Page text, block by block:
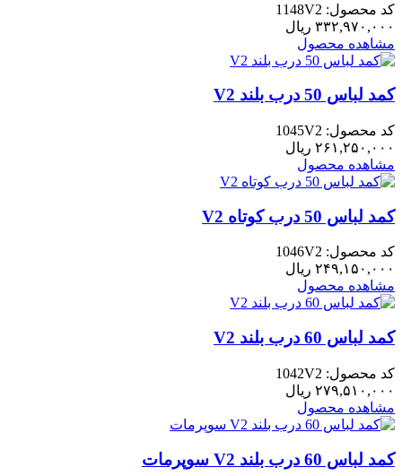
کد محصول: 1148V2
۳۳۲,۹۷۰,۰۰۰ ریال
مشاهده محصول
کمد لباس 50 درب بلند V2
کد محصول: 1045V2
۲۶۱,۲۵۰,۰۰۰ ریال
مشاهده محصول
کمد لباس 50 درب کوتاه V2
کد محصول: 1046V2
۲۴۹,۱۵۰,۰۰۰ ریال
مشاهده محصول
کمد لباس 60 درب بلند V2
کد محصول: 1042V2
۲۷۹,۵۱۰,۰۰۰ ریال
مشاهده محصول
کمد لباس 60 درب بلند V2 سوپرمات